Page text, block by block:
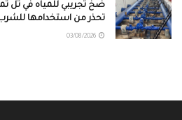
ضخ تجريبي للمياه في تل
تحذر من استخدامها